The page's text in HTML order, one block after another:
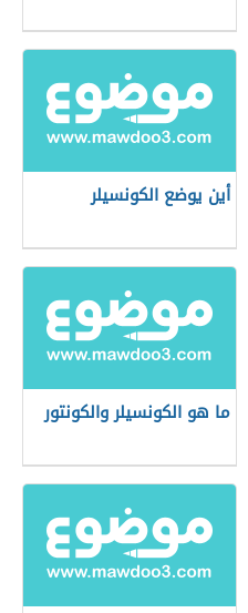
أين يوضع الكونسيلر
ما هو الكونسيلر والكونتور